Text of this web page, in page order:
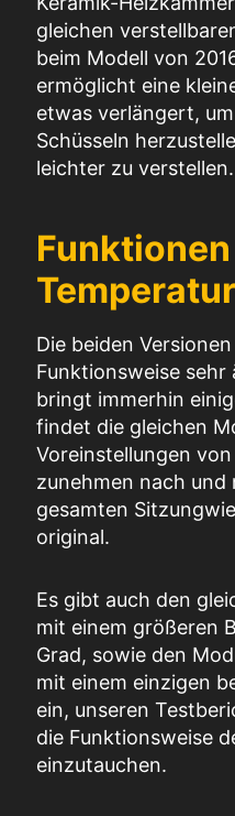
gleichen
beim Modell von
ermöglicht eine
etwas verlängert,
Schüsseln
leichter zu verstellen.
Die beiden
Funktionsweise sehr
bringt immerhin
findet die gleichen
Voreinstellungen von
zunehmen nach und
gesamten Sitzung
original.
Es gibt auch den
mit einem größeren
Grad, sowie den
mit einem einzigen
ein, unseren
die Funktionsweise
einzutauchen.